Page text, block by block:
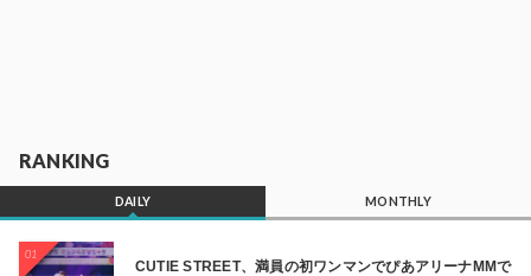
RANKING
DAILY MONTHLY
01
CUTIE STREET、満員の初ワンマンでぴあアリーナMMで